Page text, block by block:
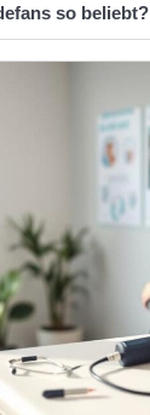
so beliebt?